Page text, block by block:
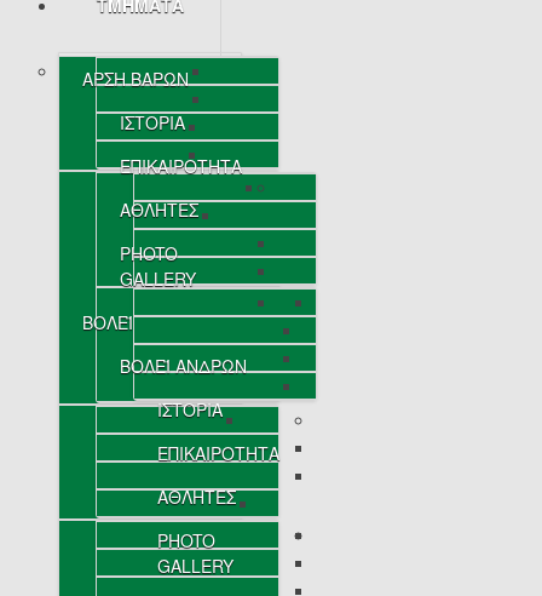
ΤΜΗΜΑΤΑ
ΑΡΣΗ ΒΑΡΩΝ
ΙΣΤΟΡΙΑ
ΕΠΙΚΑΙΡΟΤΗΤΑ
ΑΘΛΗΤΕΣ
PHOTO
GALLERY
ΒΟΛΕΪ
ΒΟΛΕΪ ΑΝΔΡΩΝ
ΙΣΤΟΡΙΑ
ΕΠΙΚΑΙΡΟΤΗΤΑ
ΑΘΛΗΤΕΣ
PHOTO
GALLERY